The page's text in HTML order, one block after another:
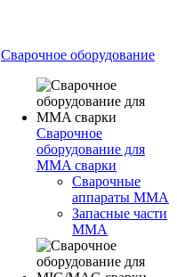
Сварочное оборудование
Сварочное
оборудование для
MMA сварки
Сварочные
аппараты MMA
Запасные части
MMA